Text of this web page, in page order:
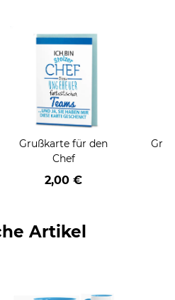
Grußkarte für den
Chef
2,00 €
Artikel